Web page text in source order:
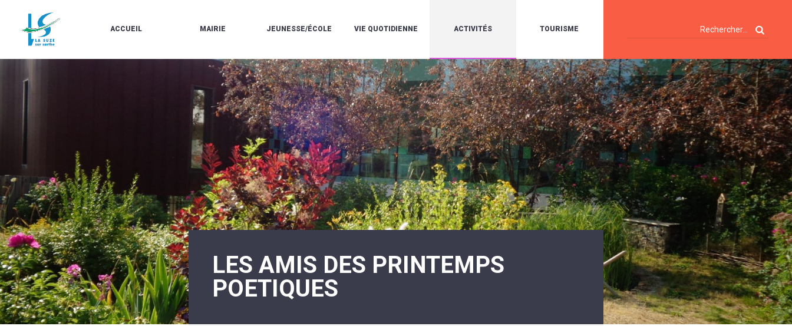
ACCUEIL
AGENDA
LA
SUZE
AU
DÉBUT
DU
20ÈME
SIÈCLE
MAIRIE
CONTACTS
HORAIRES
URBANISME/PLU
CARTES
D'IDENTITÉ-
PASSEPORTS
RÉUNIONS
DU
CONSEIL
MUNICIPAL
ARRÊTÉS
ET
DÉCISIONS
DU
MAIRE
LE
MOT
DE
LA
MINORITÉ
JEUNESSE/ÉCOLE
L'ACCUEIL
DE
LOISIRS
LE
PÉRISCOLAIRE
/
LES
MERCREDIS
RÉCRÉATIFS
LE
RESTAURANT
SCOLAIRE
LES
ÉCOLES
/
LE
COLLÈGE
ESPACE
JEUNES
11
ANS
:
ASSOCIATION
LA
COULÉE
DOUCE
VIE QUOTIDIENNE
ESPACE
DE
VIE
SOCIALE
QUELQUES
RÈGLES
DE
VIE
ENVIRONNEMENT
L'EAU
ET
L'ASSAINISSEMENT
LA
RÉSIDENCE
AUTONOMIE
LE
CCAS
SÉCURITÉ
/
ACTIVITÉS
LA
MÉDIATHÈQUE
L'ÉCOLE
COMMUNAUTAIRE
DE
MUSIQUE
L'ÉCOLE
COMMUNAUTAIRE
DE
DANSE
LA
PISCINE
COMMUNAUTAIRE
ASSOCIATIONS
TOURISME
LA
VOIE
VERTE
VISITES
ET
DÉCOUVERTES
LES
RANDONNÉES
LE
CAMPING
POUR
CAMPING-
CARS
TENTES
ET
CARAVANES
LA
HALTE
FLUVIALE
LES AMIS DES PRINTEMPS
POETIQUES